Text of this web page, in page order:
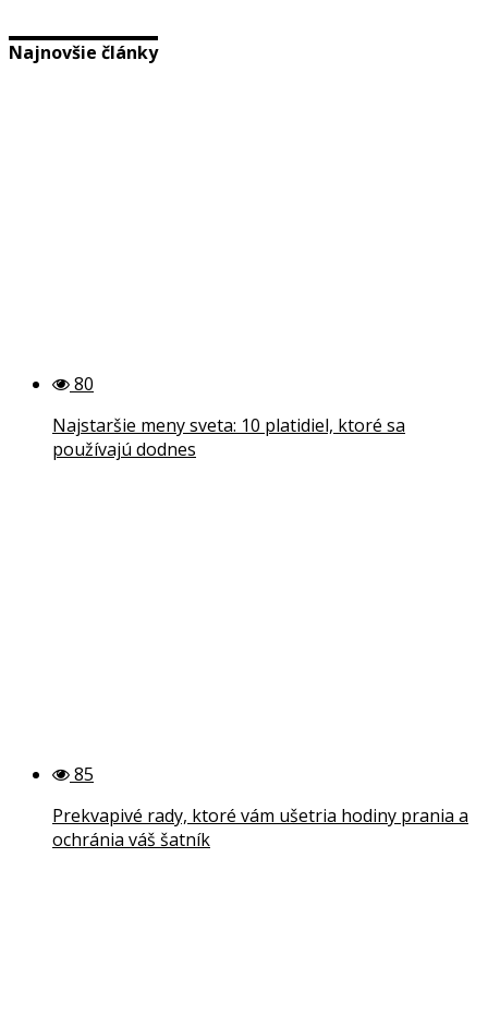
Najnovšie články
80
Najstaršie meny sveta: 10 platidiel, ktoré sa
používajú dodnes
85
Prekvapivé rady, ktoré vám ušetria hodiny prania a
ochránia váš šatník